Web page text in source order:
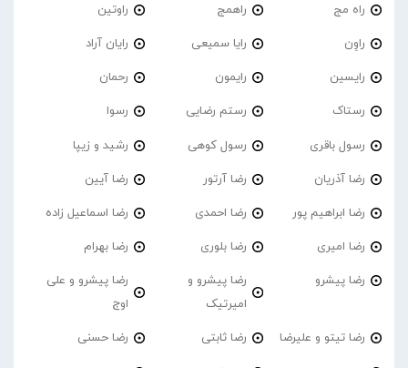
راه مج راهمج راوتین
راوِن رایا سمیعی رایان آراد
رایسین رایمون رحمان
رستاک رستم رضایی رسوا
رسول باقری رسول کوهی رشید و زیپا
رضا آذریان رضا آرتور رضا آیین
رضا ابراهیم پور رضا احمدی رضا اسماعیل زاده
رضا امیری رضا بلوری رضا بهرام
رضا پیشرو
رضا پیشرو و
امیرتیک
رضا پیشرو و علی
اوج
رضا تیتو و علیرضا رضا ثابتی رضا حسنی